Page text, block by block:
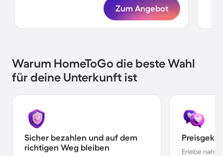
Zum Angebot
Warum HomeToGo die beste Wahl
für deine Unterkunft ist
Sicher bezahlen und auf dem
richtigen Weg bleiben
Erlebe